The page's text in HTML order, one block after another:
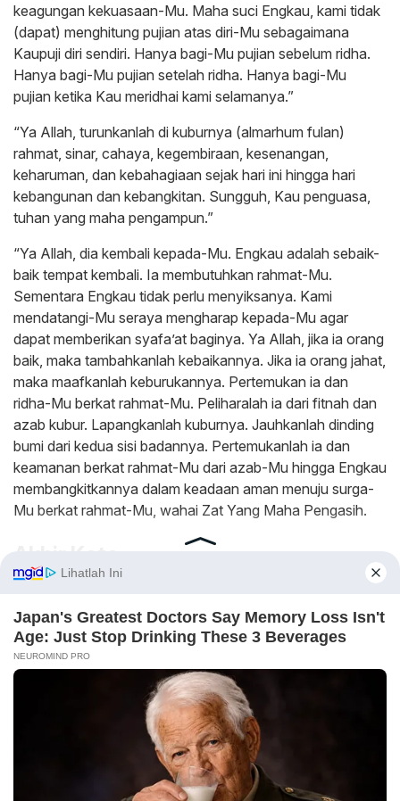
keagungan kekuasaan-Mu. Maha suci Engkau, kami tidak
(dapat) menghitung pujian atas diri-Mu sebagaimana
Kaupuji diri sendiri. Hanya bagi-Mu pujian sebelum ridha.
Hanya bagi-Mu pujian setelah ridha. Hanya bagi-Mu
pujian ketika Kau meridhai kami selamanya.”
“Ya Allah, turunkanlah di kuburnya (almarhum fulan)
rahmat, sinar, cahaya, kegembiraan, kesenangan,
keharuman, dan kebahagiaan sejak hari ini hingga hari
kebangunan dan kebangkitan. Sungguh, Kau penguasa,
tuhan yang maha pengampun.”
“Ya Allah, dia kembali kepada-Mu. Engkau adalah sebaik-
baik tempat kembali. Ia membutuhkan rahmat-Mu.
Sementara Engkau tidak perlu menyiksanya. Kami
mendatangi-Mu seraya mengharap kepada-Mu agar
dapat memberikan syafa’at baginya. Ya Allah, jika ia orang
baik, maka tambahkanlah kebaikannya. Jika ia orang jahat,
maka maafkanlah keburukannya. Pertemukan ia dan
ridha-Mu berkat rahmat-Mu. Peliharalah ia dari fitnah dan
azab kubur. Lapangkanlah kuburnya. Jauhkanlah dinding
bumi dari kedua sisi badannya. Pertemukanlah ia dan
keamanan berkat rahmat-Mu dari azab-Mu hingga Engkau
membangkitkannya dalam keadaan aman menuju surga-
Mu berkat rahmat-Mu, wahai Zat Yang Maha Pengasih.
yang bisa kami sampaikan, semoga informasi tersebut
bisa membantu para pembaca setia artikel
mapbussidterbaru.com Terimakasih sudah mengunjungi
website kami dan jangan lupa ikuti artikel-artikel terbaru
yang tidak kalah populer dari artikel sebelumnya.
Aditya Pratama
seorang penulis lepas yang